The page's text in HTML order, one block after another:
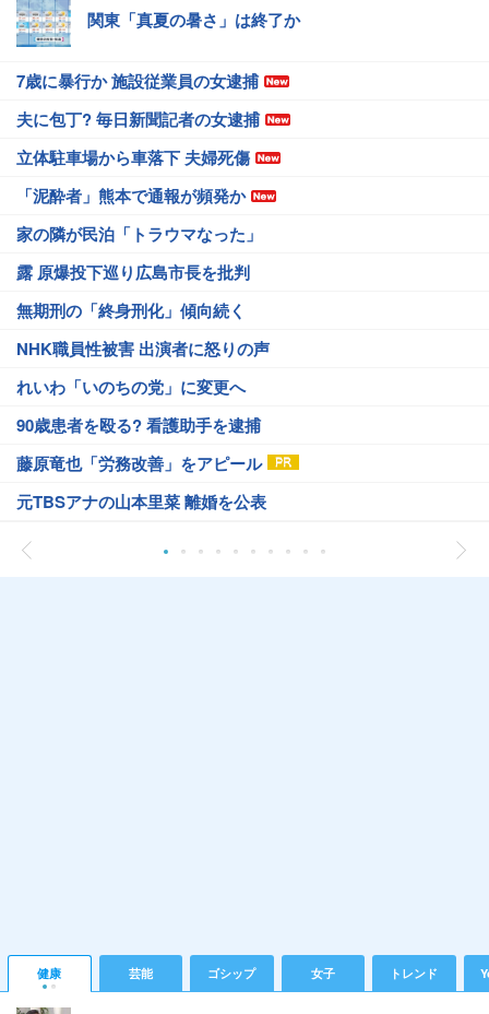
関東「真夏の暑さ」は終了か
7歳に暴行か 施設従業員の女逮捕
夫に包丁? 毎日新聞記者の女逮捕
立体駐車場から車落下 夫婦死傷
「泥酔者」熊本で通報が頻発か
家の隣が民泊「トラウマなった」
露 原爆投下巡り広島市長を批判
無期刑の「終身刑化」傾向続く
NHK職員性被害 出演者に怒りの声
れいわ「いのちの党」に変更へ
90歳患者を殴る? 看護助手を逮捕
藤原竜也「労務改善」をアピール
元TBSアナの山本里菜 離婚を公表
健康 芸能 ゴシップ 女子 トレンド